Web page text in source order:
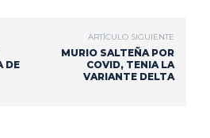
DE
ARTÍCULO SIGUIENTE
MURIO SALTEÑA POR
COVID, TENIA LA
VARIANTE DELTA